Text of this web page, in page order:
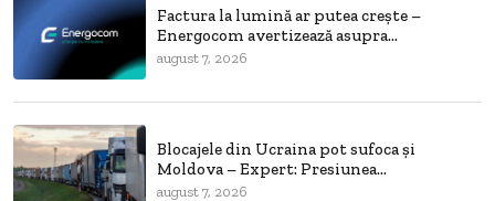
Factura la lumină ar putea crește –
Energocom avertizează asupra...
august 7, 2026
Blocajele din Ucraina pot sufoca și
Moldova – Expert: Presiunea...
august 7, 2026